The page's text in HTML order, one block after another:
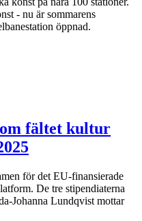
- nu är sommarens
öppnad.
fältet kultur
för det EU-finansierade
De tre stipendiaterna
Johanna Lundqvist mottar